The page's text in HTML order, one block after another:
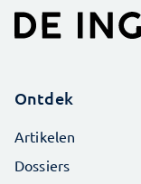
Ontdek
Artikelen
Dossiers